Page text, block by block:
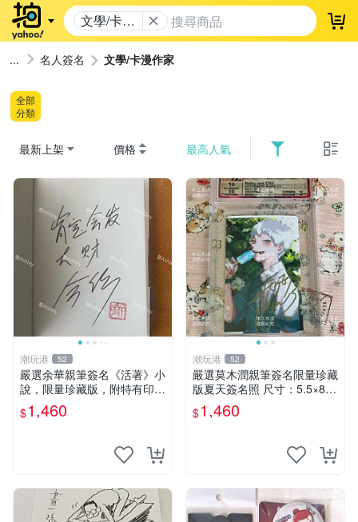
文學/卡漫
作家
登
名人簽名 文學/卡漫作家
全部
分類
最新上架 價格 最高人氣
潮玩港 52
嚴選余華親筆簽名《活著》小
說，限量珍藏版，附特有印
章。 活著 小說 簽名書
$1,460
潮玩港 52
嚴選莫木潤親筆簽名限量珍藏
版夏天簽名照 尺寸：5.5×8.4
公分 附原裝相框 推薦收藏家
必備 《光死去的夏天》《Th
$1,460